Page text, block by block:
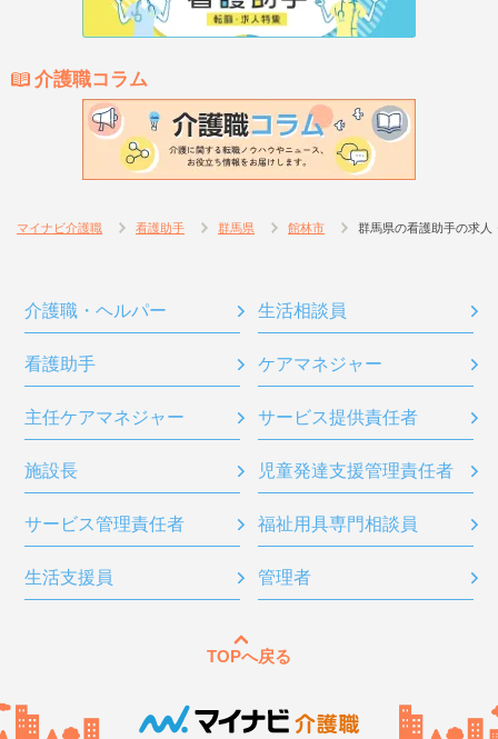
介護職コラム
マイナビ介護職 看護助手 群馬県 館林市 群馬県の看護助手の求人
介護職・ヘルパー 生活相談員
看護助手 ケアマネジャー
主任ケアマネジャー サービス提供責任者
施設長 児童発達支援管理責任者
サービス管理責任者 福祉用具専門相談員
生活支援員 管理者
TOPへ戻る